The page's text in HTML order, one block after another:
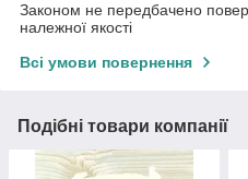
Законом не передбачено
належної якості
Всі умови повернення
Подібні товари компанії